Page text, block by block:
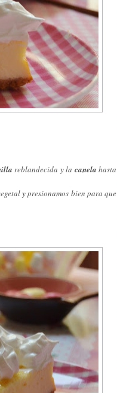
reblandecida y la canela hasta
y presionamos bien para que